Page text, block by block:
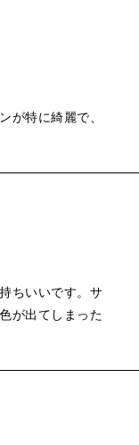
が特に綺麗で、
ちいいです。サ
が出てしまった